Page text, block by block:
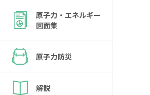
原子力・エネルギー
図面集
原子力防災
解説